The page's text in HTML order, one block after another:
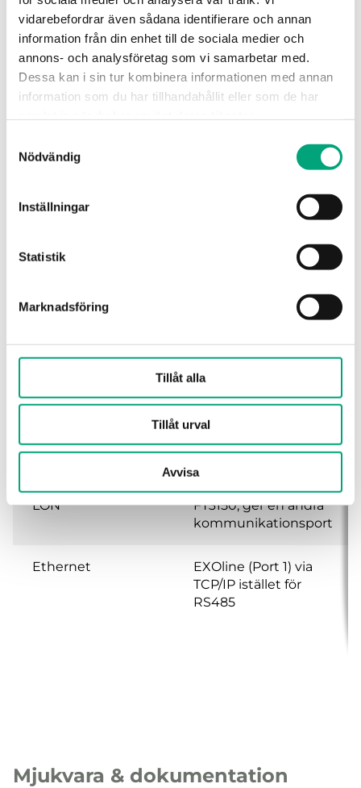
vidarebefordrar även sådana identifierare och annan
information från din enhet till de sociala medier och
annons- och analysföretag som vi samarbetar med.
Dessa kan i sin tur kombinera informationen med annan
information som du har tillhandahållit eller som de har
Nödvändig
Inställningar
Statistik
Marknadsföring
Tillåt alla
Tillåt urval
Avvisa
(AO)
bitars D/A,
kortslutningsskyddad
Digitala utgångar
(DO)
Mosfet 24 V AC/DC, 2
A. Totalt max. 8 A.
kortslutningsskyddad
EXOline, Modbus eller
telekoppling Port 1,
Modem finns som
finns modeller med
TCP/IP- eller LON-
EXOreal
Minne och
realtidsklocka, minst
LON
FT3150, ger en andra
kommunikationsport
Ethernet
EXOline (Port 1) via
TCP/IP istället för
RS485
Mjukvara & dokumentation